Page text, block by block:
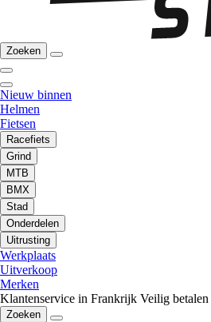
Zoeken
Nieuw binnen
Helmen
Fietsen
Racefiets
Grind
MTB
BMX
Stad
Onderdelen
Uitrusting
Werkplaats
Uitverkoop
Merken
Klantenservice in Frankrijk Veilig betalen
Zoeken